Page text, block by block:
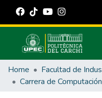
Communities & Collections
All of DSpace
Home
Carrera de Computación